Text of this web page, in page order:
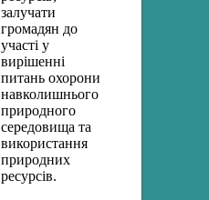
залучати
громадян до
участі у
вирішенні
питань охорони
навколишнього
природного
середовища та
використання
природних
ресурсів.